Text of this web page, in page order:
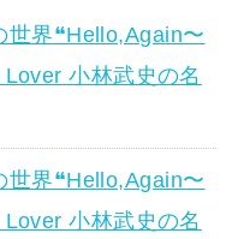
世界❝Hello,Again〜
小林武史の名
世界❝Hello,Again〜
小林武史の名